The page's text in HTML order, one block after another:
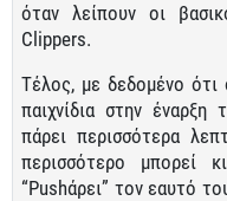
όταν λείπουν οι
Clippers.
Τέλος, με δεδομένο ότι
παιχνίδια στην
πάρει περισσότερα
περισσότερο μπορεί
“Pushάρει” τον εαυτό